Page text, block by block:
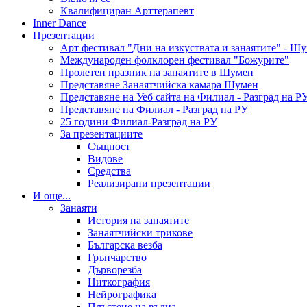
Квалифициран Арттерапевт
Inner Dance
Презентации
Арт фестивал "Дни на изкуствата и занаятите" -
Международен фолклорен фестивал "Божурите"
Пролетен празник на занаятите в Шумен
Представяне Занаятчийска камара Шумен
Представяне на Уеб сайта на Филиал - Разград на
Представяне на Филиал - Разград на РУ
25 години Филиал-Разград на РУ
За презентациите
Същност
Видове
Средства
Реализирани презентации
И още...
Занаяти
История на занаятите
Занаятчийски трикове
Българска везба
Грънчарство
Дърворезба
Ниткография
Нейрографика